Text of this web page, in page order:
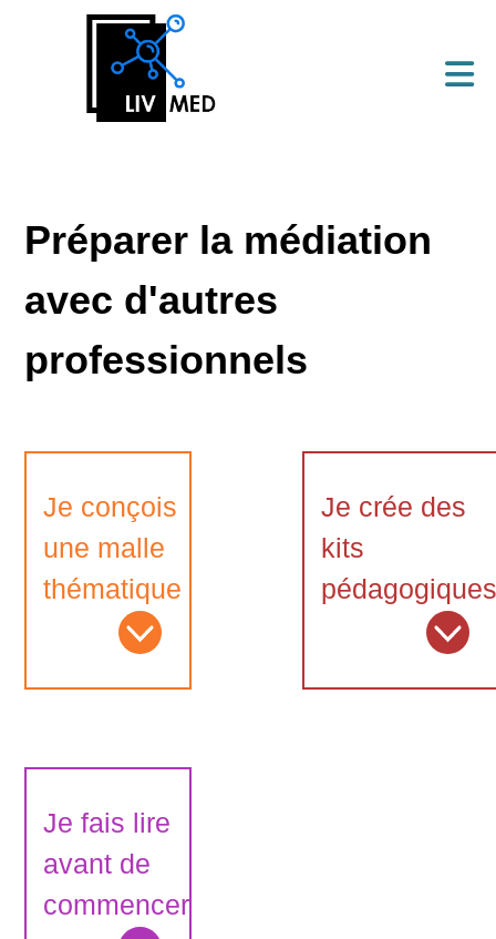
Préparer la médiation
avec d'autres
professionnels
Je conçois
une malle
thématique
Je crée des
kits
Je fais lire
avant de
commencer